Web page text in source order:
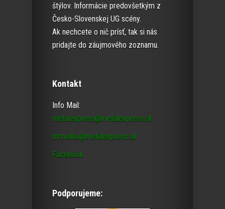
štýlov. Informácie predovšetkým z
Česko-Slovenskej UG scény.
Ak nechcete o nič prísť, tak si nás
pridajte do záujmového zoznamu.
Kontakt
Info Mail:
metalexpress@metalexpress.sk
mrtvolka@metalexpress.sk
Facebook
Podporujeme: